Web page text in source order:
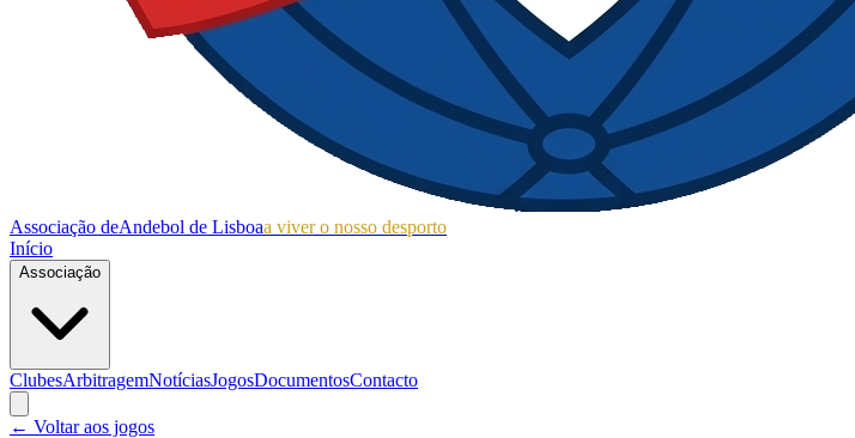
Associação deAndebol de Lisboaa viver o nosso desporto
Início
Associação
ClubesArbitragemNotíciasJogosDocumentosContacto
← Voltar aos jogos